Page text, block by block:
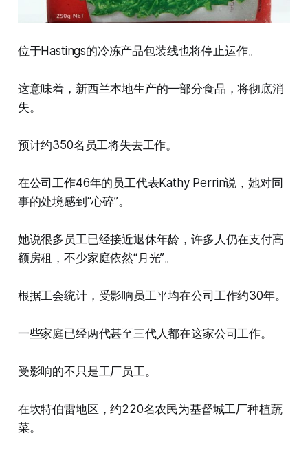
位于Hastings的冷冻产品包装线也将停止运作。
这意味着，新西兰本地生产的一部分食品，将彻底消
失。
预计约350名员工将失去工作。
在公司工作46年的员工代表Kathy Perrin说，她对同
事的处境感到“心碎”。
她说很多员工已经接近退休年龄，许多人仍在支付高
额房租，不少家庭依然“月光”。
根据工会统计，受影响员工平均在公司工作约30年。
一些家庭已经两代甚至三代人都在这家公司工作。
受影响的不只是工厂员工。
在坎特伯雷地区，约220名农民为基督城工厂种植蔬
菜。